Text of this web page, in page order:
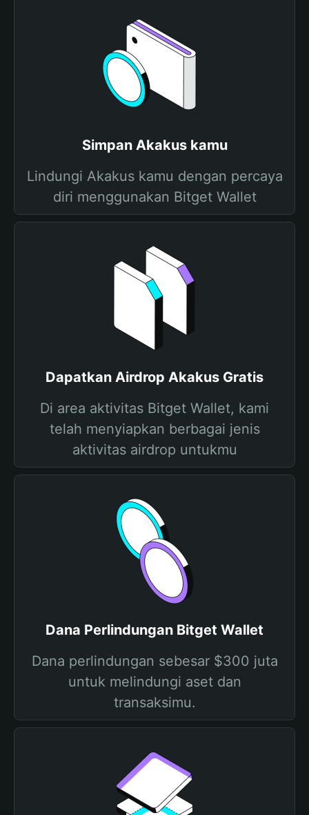
Simpan Akakus kamu
Lindungi Akakus kamu dengan percaya
diri menggunakan Bitget Wallet
Dapatkan Airdrop Akakus Gratis
Di area aktivitas Bitget Wallet, kami
telah menyiapkan berbagai jenis
aktivitas airdrop untukmu
Dana Perlindungan Bitget Wallet
Dana perlindungan sebesar $300 juta
untuk melindungi aset dan
transaksimu.